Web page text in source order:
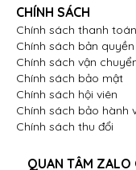
CHÍNH SÁCH
Chính sách thanh toán
Chính sách bản quyền
Chính sách vận
Chính sách bảo mật
Chính sách hội viên
Chính sách bảo hành
Chính sách thu đổi
QUAN TÂM ZALO